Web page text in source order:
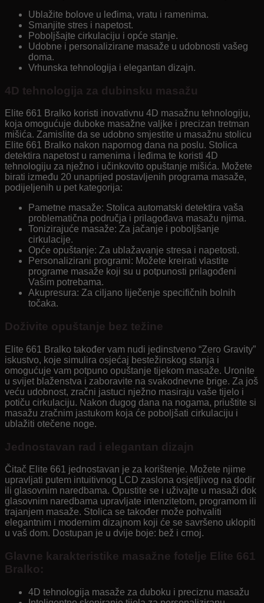
Ublažite bolove u leđima, vratu i ramenima.
Smanjite stres i napetost.
Poboljšajte cirkulaciju i opće stanje.
Udobne i personalizirane masaže u udobnosti vašeg
doma.
Vrhunska tehnologija i elegantan dizajn.
4D tehnologija za dubinsku masažu
Elite 661 Bralko koristi inovativnu 4D masažnu tehnologiju,
koja omogućuje duboke masažne valjke i precizan tretman
mišića. Zamislite da se udobno smjestite u masažnu stolicu
Elite 661 Bralko nakon napornog dana na poslu. Stolica
detektira napetost u ramenima i leđima te koristi 4D
tehnologiju za nježno i učinkovito opuštanje mišića. Možete
birati između 20 unaprijed postavljenih programa masaže,
podijeljenih u pet kategorija:
Pametne masaže: Stolica automatski detektira vaša
problematična područja i prilagođava masažu njima.
Tonizirajuće masaže: Za jačanje i poboljšanje
cirkulacije.
Opće opuštanje: Za ublažavanje stresa i napetosti.
Personalizirani programi: Možete kreirati vlastite
programe masaže koji su u potpunosti prilagođeni
Vašim potrebama.
Akupresura: Za ciljano liječenje specifičnih bolnih
točaka.
Doživite opuštanje bez težine
Elite 661 Bralko također vam nudi jedinstveno “Zero Gravity”
iskustvo, koje simulira osjećaj bestežinskog stanja i
omogućuje vam potpuno opuštanje tijekom masaže. Uronite
u svijet blaženstva i zaboravite na svakodnevne brige. Za još
veću udobnost, zračni jastuci nježno masiraju vaše tijelo i
potiču cirkulaciju. Nakon dugog dana na nogama, priuštite si
masažu zračnim jastukom koja će poboljšati cirkulaciju i
ublažiti otečene noge.
Jednostavan rad i elegantan dizajn
Čitač Elite 661 jednostavan je za korištenje. Možete njime
upravljati putem intuitivnog LCD zaslona osjetljivog na dodir
ili glasovnim naredbama. Opustite se i uživajte u masaži dok
glasovnim naredbama upravljate intenzitetom, programom ili
trajanjem masaže. Stolica se također može pohvaliti
elegantnim i modernim dizajnom koji će se savršeno uklopiti
u vaš dom. Dostupan je u dvije boje: bež i crnoj.
Glavne karakteristike masažne fotelje Elite 661
Bralko:
4D tehnologija masaže za duboku i preciznu masažu